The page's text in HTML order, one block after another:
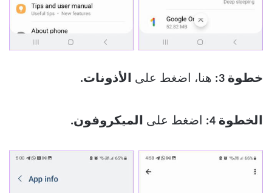
خطوة 3: هنا، اضغط على الأذونات.
الخطوة 4: اضغط على الميكروفون.